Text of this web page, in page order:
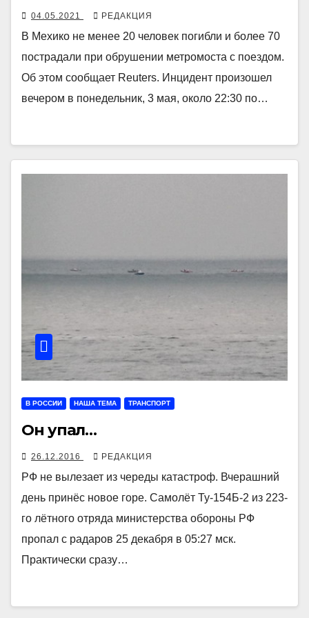
04.05.2021 РЕДАКЦИЯ
В Мехико не менее 20 человек погибли и более 70
пострадали при обрушении метромоста с поездом.
Об этом сообщает Reuters. Инцидент произошел
вечером в понедельник, 3 мая, около 22:30 по…
В РОССИИ НАША ТЕМА ТРАНСПОРТ
Он упал…
26.12.2016 РЕДАКЦИЯ
РФ не вылезает из череды катастроф. Вчерашний
день принёс новое горе. Самолёт Ту-154Б-2 из 223-
го лётного отряда министерства обороны РФ
пропал с радаров 25 декабря в 05:27 мск.
Практически сразу…